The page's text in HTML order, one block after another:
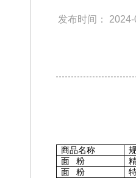
发布时间：
商品名称
面 粉
面 粉